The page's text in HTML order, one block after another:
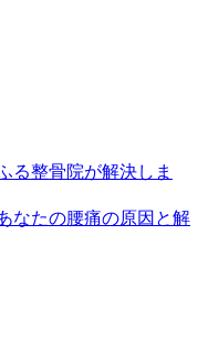
る整骨院が解決しま
なたの腰痛の原因と解